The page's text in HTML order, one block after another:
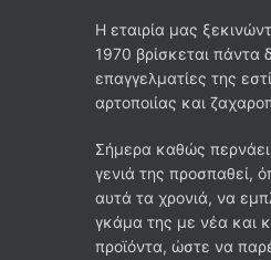
Η εταιρία μας
1970 βρίσκεται πάντα
επαγγελματίες της
αρτοποιίας και
Σήμερα καθώς περνάει
γενιά της προσπαθεί,
αυτά τα χρονιά, να
γκάμα της με νέα και
προϊόντα, ώστε να